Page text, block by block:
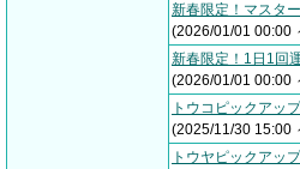
新春限定！マスタ
(2026/01/01 00:00
新春限定！1日1回
(2026/01/01 00:00
トウコピックアッ
(2025/11/30 15:00
トウヤピックアッ